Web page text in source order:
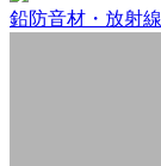
鉛防音材・放射